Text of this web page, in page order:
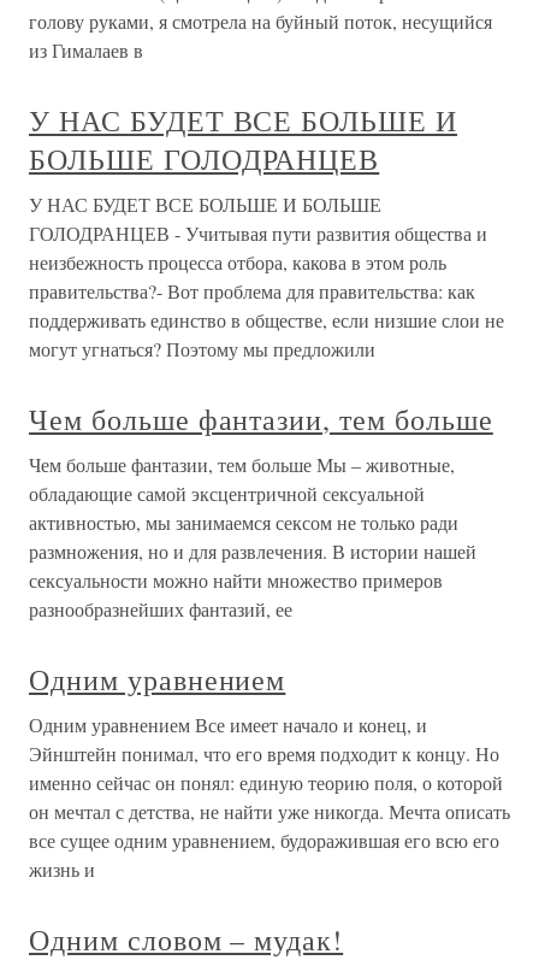
голову руками, я смотрела на буйный поток, несущийся
из Гималаев в
У НАС БУДЕТ ВСЕ БОЛЬШЕ И
БОЛЬШЕ ГОЛОДРАНЦЕВ
У НАС БУДЕТ ВСЕ БОЛЬШЕ И БОЛЬШЕ
ГОЛОДРАНЦЕВ - Учитывая пути развития общества и
неизбежность процесса отбора, какова в этом роль
правительства?- Вот проблема для правительства: как
поддерживать единство в обществе, если низшие слои не
могут угнаться? Поэтому мы предложили
Чем больше фантазии, тем больше
Чем больше фантазии, тем больше Мы – животные,
обладающие самой эксцентричной сексуальной
активностью, мы занимаемся сексом не только ради
размножения, но и для развлечения. В истории нашей
сексуальности можно найти множество примеров
разнообразнейших фантазий, ее
Одним уравнением
Одним уравнением Все имеет начало и конец, и
Эйнштейн понимал, что его время подходит к концу. Но
именно сейчас он понял: единую теорию поля, о которой
он мечтал с детства, не найти уже никогда. Мечта описать
все сущее одним уравнением, будоражившая его всю его
жизнь и
Одним словом – мудак!